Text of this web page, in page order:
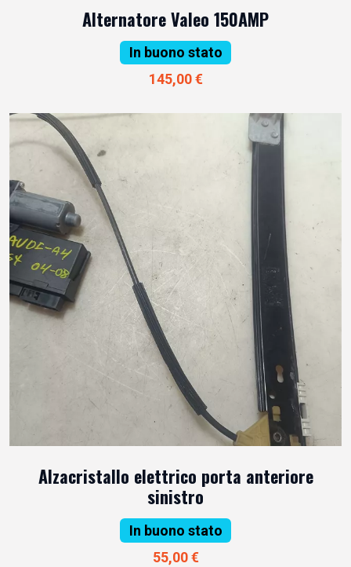
Alternatore Valeo 150AMP
In buono stato
145,00 €
Alzacristallo elettrico porta anteriore
sinistro
In buono stato
55,00 €